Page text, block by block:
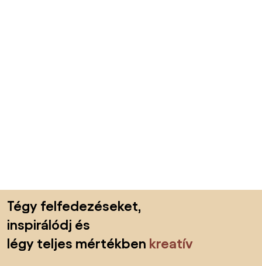
Tégy felfedezéseket,
inspirálódj és
légy teljes mértékben kreatív